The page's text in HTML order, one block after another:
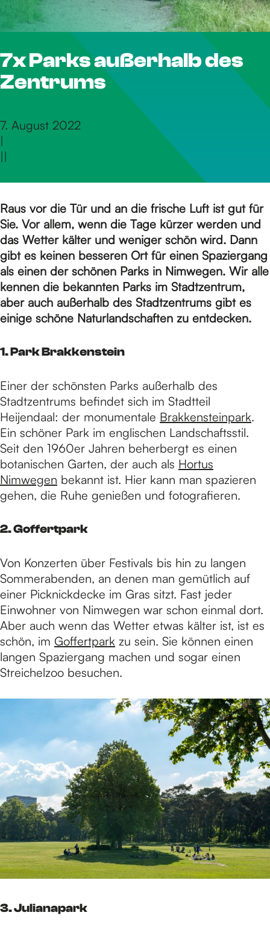
S
i
e
u
r
H
o
e
p
a
e
7x Parks außerhalb des
Zentrums
7. August 2022
|
||
Raus vor die Tür und an die frische Luft ist gut für
Sie. Vor allem, wenn die Tage kürzer werden und
das Wetter kälter und weniger schön wird. Dann
gibt es keinen besseren Ort für einen Spaziergang
als einen der schönen Parks in Nimwegen. Wir alle
kennen die bekannten Parks im Stadtzentrum,
aber auch außerhalb des Stadtzentrums gibt es
einige schöne Naturlandschaften zu entdecken.
1. Park Brakkenstein
Einer der schönsten Parks außerhalb des
Stadtzentrums befindet sich im Stadtteil
Heijendaal: der monumentale Brakkensteinpark.
Ein schöner Park im englischen Landschaftsstil.
Seit den 1960er Jahren beherbergt es einen
botanischen Garten, der auch als Hortus
Nimwegen bekannt ist. Hier kann man spazieren
gehen, die Ruhe genießen und fotografieren.
2. Goffertpark
Von Konzerten über Festivals bis hin zu langen
Sommerabenden, an denen man gemütlich auf
einer Picknickdecke im Gras sitzt. Fast jeder
Einwohner von Nimwegen war schon einmal dort.
Aber auch wenn das Wetter etwas kälter ist, ist es
schön, im Goffertpark zu sein. Sie können einen
langen Spaziergang machen und sogar einen
Streichelzoo besuchen.
3. Julianapark